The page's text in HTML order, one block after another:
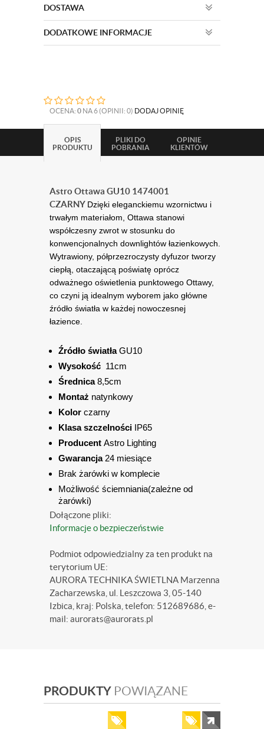
DOSTAWA
DODATKOWE INFORMACJE
OCENA: 0 NA 6 (OPINII: 0) DODAJ OPINIĘ
OPIS
PRODUKTU
PLIKI DO
POBRANIA
OPINIE
KLIENTÓW
Astro Ottawa GU10 1474001
CZARNY Dzięki eleganckiemu wzornictwu i
trwałym materiałom, Ottawa stanowi
współczesny zwrot w stosunku do
konwencjonalnych downlightów łazienkowych.
Wytrawiony, półprzezroczysty dyfuzor tworzy
ciepłą, otaczającą poświatę oprócz
odważnego oświetlenia punktowego Ottawy,
co czyni ją idealnym wyborem jako główne
źródło światła w każdej nowoczesnej
łazience.
Źródło światłaGU10
Wysokość 11cm
Średnica8,5cm
Montaż natynkowy
Kolor czarny
Klasa szczelności IP65
Producent Astro Lighting
Gwarancja24 miesiące
Brak żarówki w komplecie
Możliwość ściemniania(zależne od
żarówki)
Dołączone pliki:
Informacje o bezpieczeństwie
Podmiot odpowiedzialny za ten produkt na
terytorium UE:
AURORA TECHNIKA ŚWIETLNA Marzenna
Zacharzewska, ul. Leszczowa 3, 05-140
Izbica, kraj: Polska, telefon: 512689686, e-
mail: aurorats@aurorats.pl
PRODUKTY POWIĄZANE